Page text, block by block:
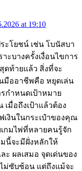
at 19:10
ะโยชน์ เช่น โบนัสบา
ะบางครั้งเงื่อนไขการ
ดท้ายแล้ว สิ่งที่จะ
มืออาชีพคือ หยุดเล่น
รกำหนดเป้าหมาย
มื่อถึงเป้าแล้วต้อง
งินในกระเป๋าของคุณ
กมไพ่ที่หลายคนรู้จัก
นี้จะมีฝั่งหลักให้
ะ ผลเสมอ จุดเด่นของ
ม่ซับซ้อน แต่ถึงแม้จะ